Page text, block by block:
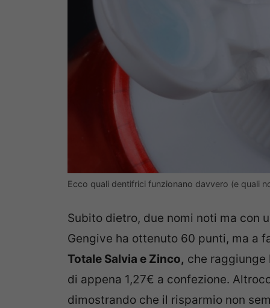
Ecco quali dentifrici funzionano davvero (e quali
Subito dietro, due nomi noti ma con
Gengive ha ottenuto 60 punti, ma a
Totale Salvia e Zinco, che raggiunge
di appena 1,27€ a confezione.
dimostrando che il risparmio non